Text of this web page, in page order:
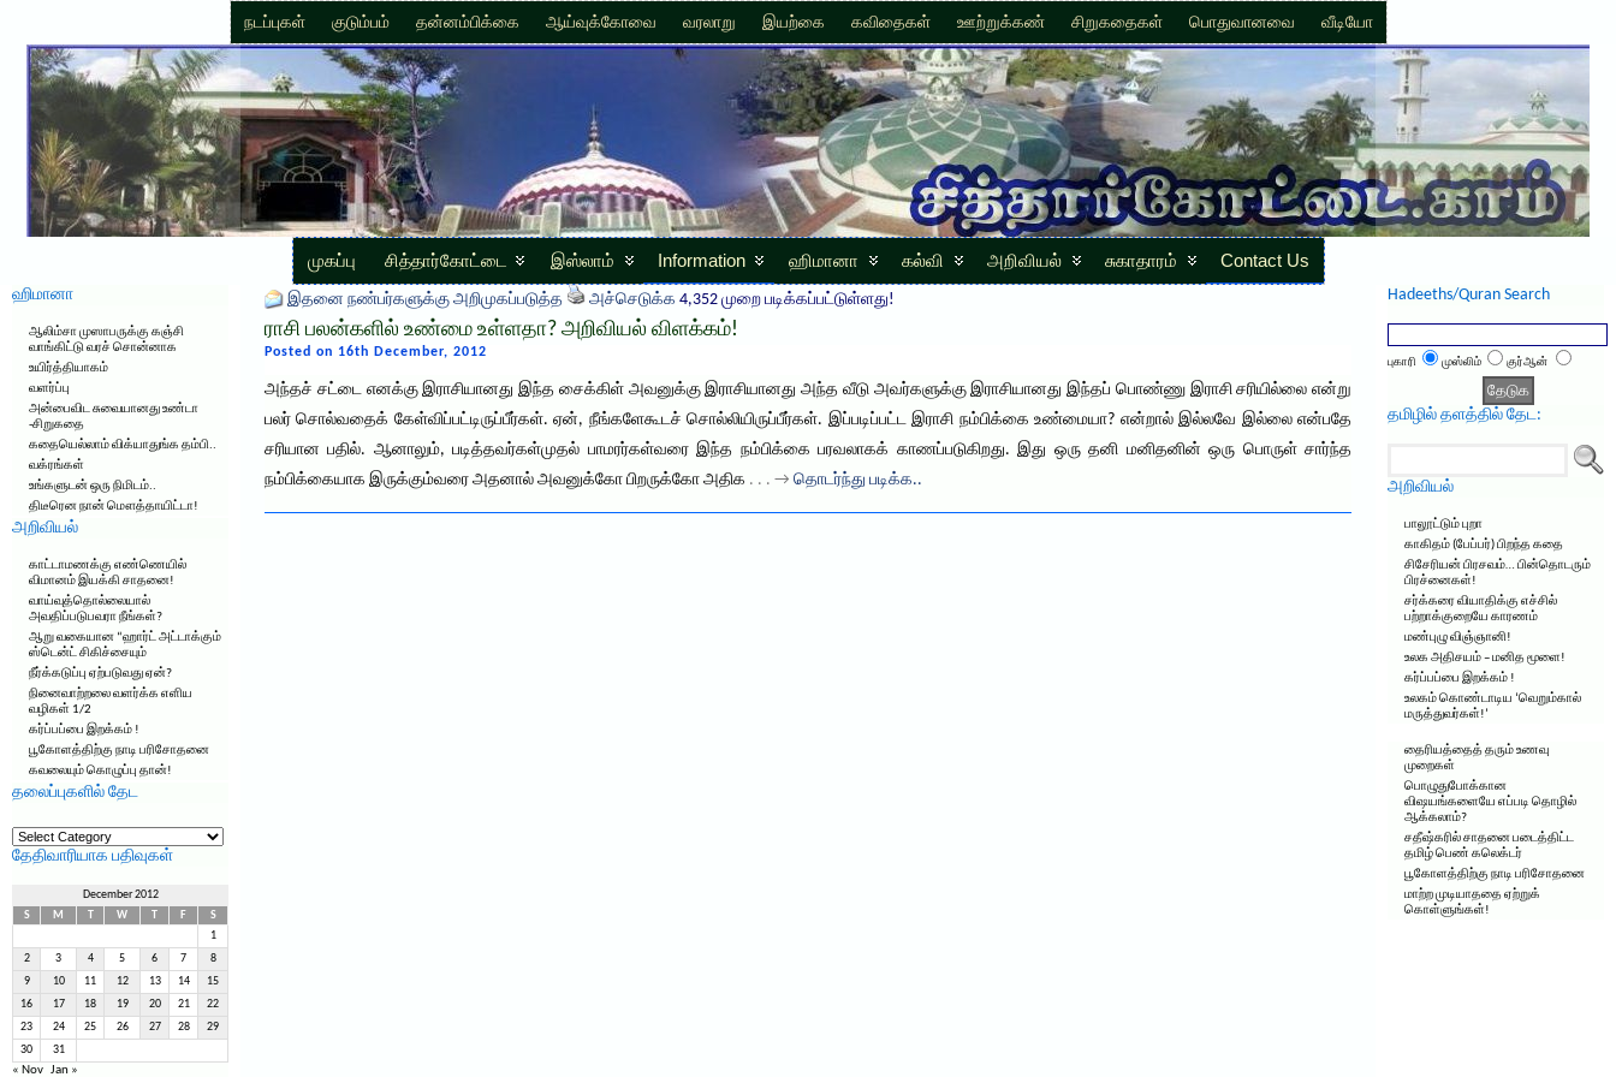
நடப்புகள் குடும்பம் தன்னம்பிக்கை ஆய்வுக்கோவை வரலாறு இயற்கை கவிதைகள் ஊற்றுக்கண் சிறுகதைகள் பொதுவானவை வீடியோ
முகப்பு சித்தார்கோட்டை இஸ்லாம் Information ஹிமானா கல்வி அறிவியல் சுகாதாரம் Contact Us
ஹிமானா
ஆலிம்சா முஸாபருக்கு கஞ்சி
வாங்கிட்டு வரச் சொன்னாக
உயிர்த்தியாகம்
வளர்ப்பு
அன்பைவிட சுவையானது உண்டா
-சிறுகதை
கதையெல்லாம் விக்யாதுங்க தம்பி..
வக்ரங்கள்
உங்களுடன் ஒரு நிமிடம்..
திடீரென நான் மௌத்தாயிட்டா!
அறிவியல்
காட்டாமணக்கு எண்ணெயில்
விமானம் இயக்கி சாதனை!
வாய்வுத்தொல்லையால்
அவதிப்படுபவரா நீங்கள்?
ஆறு வகையான “ஹார்ட் அட்டாக்கும்
ஸ்டென்ட் சிகிச்சையும்
நீர்க்கடுப்பு ஏற்படுவது ஏன்?
நினைவாற்றலை வளர்க்க எளிய
வழிகள் 1/2
கர்ப்பப்பை இறக்கம் !
பூகோளத்திற்கு நாடி பரிசோதனை
கவலையும் கொழுப்பு தான்!
தலைப்புகளில் தேட
தலைப்புகளில்
தேட
தேதிவாரியாக பதிவுகள்
December 2012
S
M W F
S
1
2 3 4 5 6 7 8
9 10 11 12 13 14 15
16 17 18 19 20 21 22
23 24 25 26 27 28 29
30 31
« Nov Jan »
இதனை நண்பர்களுக்கு அறிமுகப்படுத்த அச்செடுக்க 4,352 முறை படிக்கப்பட்டுள்ளது!
ராசி பலன்களில் உண்மை உள்ளதா? அறிவியல் விளக்கம்!
Posted on 16th December, 2012
அந்தச் சட்டை எனக்கு இராசியானது இந்த சைக்கிள் அவனுக்கு இராசியானது அந்த வீடு அவர்களுக்கு இராசியானது இந்தப் பொண்ணு இராசி சரியில்லை என்று
பலர் சொல்வதைக் கேள்விப்பட்டிருப்பீர்கள். ஏன், நீங்களேகூடச் சொல்லியிருப்பீர்கள். இப்படிப்பட்ட இராசி நம்பிக்கை உண்மையா? என்றால் இல்லவே இல்லை என்பதே
சரியான பதில். ஆனாலும், படித்தவர்கள்முதல் பாமரர்கள்வரை இந்த நம்பிக்கை பரவலாகக் காணப்படுகிறது. இது ஒரு தனி மனிதனின் ஒரு பொருள் சார்ந்த
நம்பிக்கையாக இருக்கும்வரை அதனால் அவனுக்கோ பிறருக்கோ அதிக . . . → தொடர்ந்து படிக்க..
Hadeeths/Quran Search
புகாரி முஸ்லிம் குர்ஆன்
தமிழில் தளத்தில் தேட:
அறிவியல்
பாலூட்டும் புறா
காகிதம் (பேப்பர்) பிறந்த கதை
சிசேரியன் பிரசவம்… பின்தொடரும்
பிரச்னைகள்!
சர்க்கரை வியாதிக்கு எச்சில்
பற்றாக்குறையே காரணம்
மண்புழு விஞ்ஞானி!
உலக அதிசயம் – மனித மூளை!
கர்ப்பப்பை இறக்கம் !
உலகம் கொண்டாடிய ‘வெறும்கால்
மருத்துவர்கள்!’
தைரியத்தைத் தரும் உணவு
முறைகள்
பொழுதுபோக்கான
விஷயங்களையே எப்படி தொழில்
ஆக்கலாம்?
சதீஷ்கரில் சாதனை படைத்திட்ட
தமிழ் பெண் கலெக்டர்
பூகோளத்திற்கு நாடி பரிசோதனை
மாற்ற முடியாததை ஏற்றுக்
கொள்ளுங்கள்!